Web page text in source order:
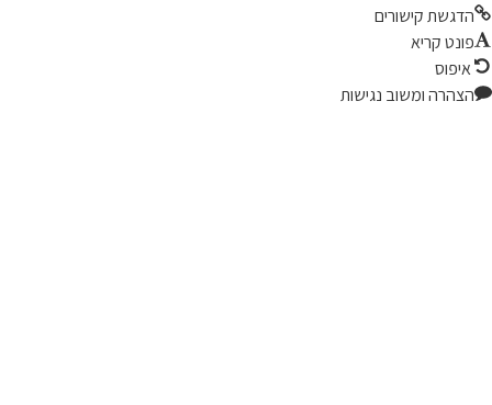
קישורים
קריא
איפוס
ומשוב נגישות